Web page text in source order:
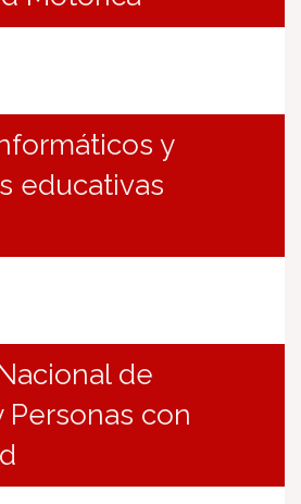
y
educativas
de
Personas con